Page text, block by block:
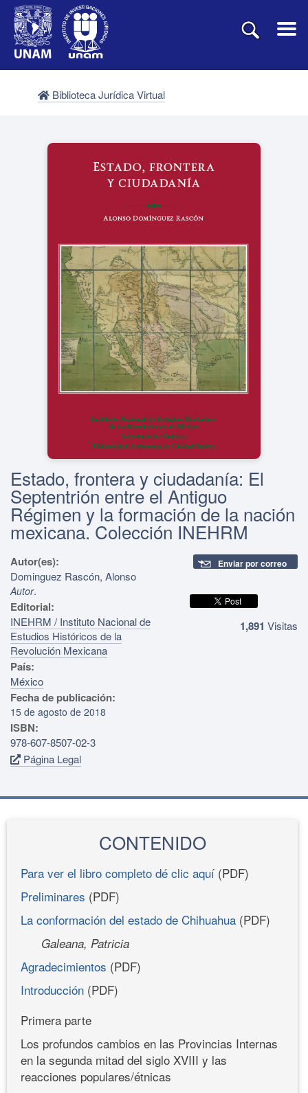
Biblioteca Jurídica Virtual
Estado, frontera y ciudadanía: El
Septentrión entre el Antiguo
Régimen y la formación de la nación
mexicana. Colección INEHRM
Autor(es):
Dominguez Rascón, Alonso
Autor.
Editorial:
INEHRM / Instituto Nacional de
Estudios Históricos de la
Revolución Mexicana
País:
México
Fecha de publicación:
15 de agosto de 2018
ISBN:
978-607-8507-02-3
Página Legal
Enviar por correo
1,891 Visitas
CONTENIDO
Para ver el libro completo dé clic aquí (PDF)
Preliminares (PDF)
La conformación del estado de Chihuahua (PDF)
Galeana, Patricia
Agradecimientos (PDF)
Introducción (PDF)
Primera parte
Los profundos cambios en las Provincias Internas
en la segunda mitad del siglo XVIII y las
reacciones populares/étnicas